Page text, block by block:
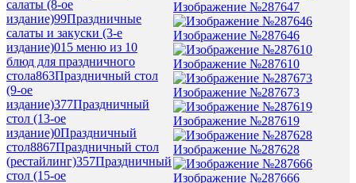
салаты (8-ое
издание)99Праздничные
салаты и закуски (3-е
издание)015 меню из 10
блюд для праздничного
стола863Праздничный стол
(9-ое
издание)377Праздничный
стол (13-ое
издание)0Праздничный
стол8867Праздничный стол
(рестайлинг)357Праздничный
стол (15-ое
Изображение №287647
Изображение №287646
Изображение №287610
Изображение №287673
Изображение №287619
Изображение №287628
Изображение №287666